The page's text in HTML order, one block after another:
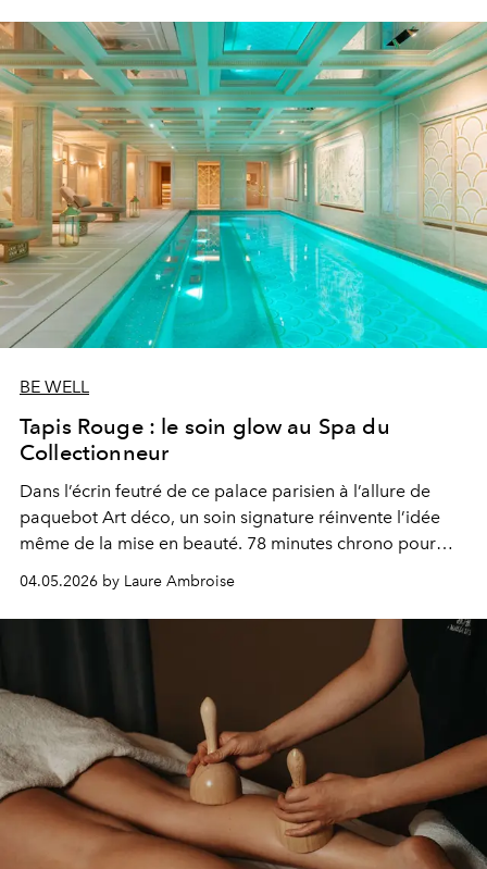
BE WELL
Tapis Rouge : le soin glow au Spa du
Collectionneur
Dans l’écrin feutré de ce palace parisien à l’allure de
paquebot Art déco, un soin signature réinvente l’idée
même de la mise en beauté. 78 minutes chrono pour
une peau prête à défiler, entre haute technologie,
gestuelle experte et science cellulaire suisse de pointe.
04.05.2026 by Laure Ambroise